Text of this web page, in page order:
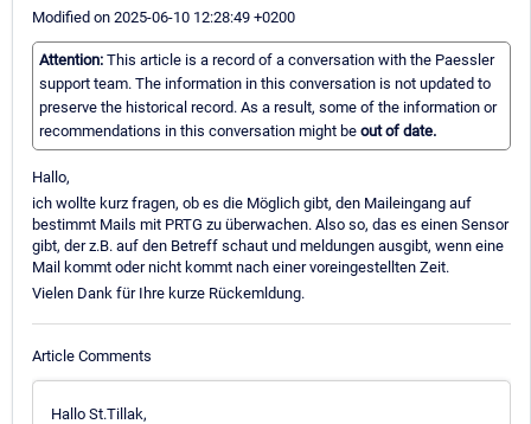
Modified on 2025-06-10 12:28:49 +0200
Attention: This article is a record of a conversation with the Paessler
support team. The information in this conversation is not updated to
preserve the historical record. As a result, some of the information or
recommendations in this conversation might be out of date.
Hallo,
ich wollte kurz fragen, ob es die Möglich gibt, den Maileingang auf
bestimmt Mails mit PRTG zu überwachen. Also so, das es einen Sensor
gibt, der z.B. auf den Betreff schaut und meldungen ausgibt, wenn eine
Mail kommt oder nicht kommt nach einer voreingestellten Zeit.
Vielen Dank für Ihre kurze Rückemldung.
Article Comments
Hallo St.Tillak,